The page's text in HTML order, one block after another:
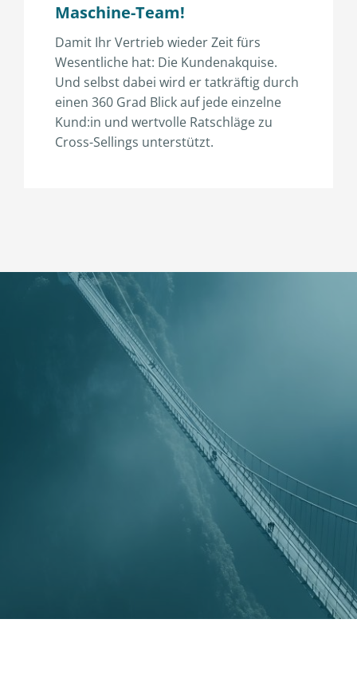
Maschine-Team!
Damit Ihr Vertrieb wieder Zeit fürs
Wesentliche hat: Die Kundenakquise.
Und selbst dabei wird er tatkräftig durch
einen 360 Grad Blick auf jede einzelne
Kund:in und wertvolle Ratschläge zu
Cross-Sellings unterstützt.